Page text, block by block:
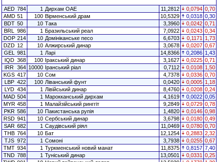
AED 784 1 Дирхам ОАЕ 11,2812 0,0794 0,70
AMD 51 100 Вірменський драм 10,5329 0,0318 0,30
BDT 50 10 Така 3,3960 0,0242 0,71
BRL
986 1 Бразильський реал 7,0922 0,0243 0,34
DOP 214 10 Домініканське песо 6,6703 0,1171
1,73
DZD 12 10 Алжирський динар 3,0678 0,0207 0,67
GEL
981 1 Ларі 14,8366 0,2086 1,43
IQD 368 100 Іракський динар 3,1627 0,0225 0,71
IRR 364 10000 Іранський ріал 0,7112 0,0108 1,50
KGS 417 10 Сом 4,7378 0,0336 0,70
LBP 422 100 Ліванський фунт 0,0420 0,0005 1,18
LYD 434 1 Лівійський динар 8,4760 0,0208 0,24
MAD 504 1 Марокканський дирхам 4,1619 0,0022 0,05
MYR 458 1 Малайзійський ринггіт 9,2849 0,0729 0,78
PKR 586 10 Пакистанська рупія 1,4820 0,0146 0,98
RSD 941 10 Сербський динар 3,6798 0,0180 0,49
SAR 682 1 Саудівський ріял 11,0469 0,0780 0,70
THB 764 10 Бат 12,1254 0,2883 2,32
TJS 972 1 Сомоні 3,7938 0,0255 0,67
TMT 934 1 Туркменський новий манат 11,8375 0,8157 7,40
TND 788 1 Туніський динар 13,0501 0,0331 0,25